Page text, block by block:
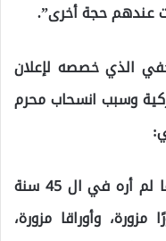
عندهم حجة أخرى”.
الذي خصصه لإعلان
وسبب انسحاب محرم
ما رأيته من هجوم خلال آخر 45 يوما لم أره في ال 45 سنة
وأوراقا مزورة،